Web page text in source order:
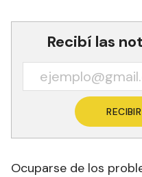
Recibí las
Ocuparse de los